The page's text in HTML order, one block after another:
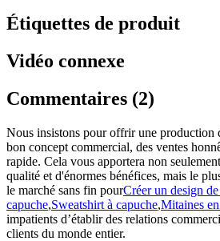
Étiquettes de produit
Vidéo connexe
Commentaires (2)
Nous insistons pour offrir une production
bon concept commercial, des ventes
rapide. Cela vous apportera non
qualité et d'énormes bénéfices, mais le
le marché sans fin pourCréer un design
capuche,Sweatshirt à capuche,Mitaines
impatients d’établir des relations
clients du monde entier.